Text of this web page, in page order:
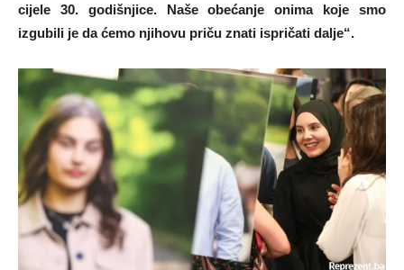
cijele 30. godišnjice. Naše obećanje onima koje smo
izgubili je da ćemo njihovu priču znati ispričati dalje“.